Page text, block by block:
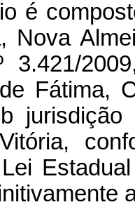
é
Nova
3.421/
Fátima,